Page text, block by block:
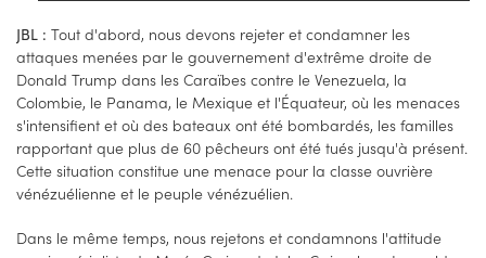
JBL : Tout d'abord, nous devons rejeter et condamner les
attaques menées par le gouvernement d'extrême droite de
Donald Trump dans les Caraïbes contre le Venezuela, la
Colombie, le Panama, le Mexique et l'Équateur, où les menaces
s'intensifient et où des bateaux ont été bombardés, les familles
rapportant que plus de 60 pêcheurs ont été tués jusqu'à présent.
Cette situation constitue une menace pour la classe ouvrière
vénézuélienne et le peuple vénézuélien.
Dans le même temps, nous rejetons et condamnons l'attitude